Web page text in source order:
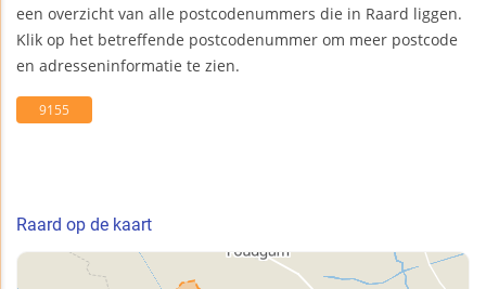
een overzicht van alle postcodenummers die in Raard liggen.
Klik op het betreffende postcodenummer om meer postcode
en adresseninformatie te zien.
9155
Raard op de kaart